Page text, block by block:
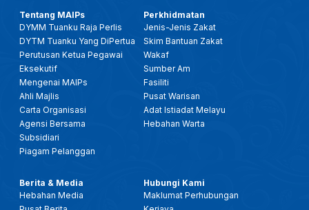
Tentang MAIPs
DYMM Tuanku Raja Perlis
DYTM Tuanku Yang DiPertua
Perutusan Ketua Pegawai
Eksekutif
Mengenai MAIPs
Ahli Majlis
Carta Organisasi
Agensi Bersama
Subsidiari
Piagam Pelanggan
Perkhidmatan
Jenis-Jenis Zakat
Skim Bantuan Zakat
Wakaf
Sumber Am
Fasiliti
Pusat Warisan
Adat Istiadat Melayu
Hebahan Warta
Berita & Media
Hebahan Media
Hubungi Kami
Maklumat Perhubungan